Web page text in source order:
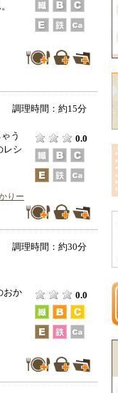
調理時間：約15分
う
レシ
0.0
りー
調理時間：約30分
おか
0.0